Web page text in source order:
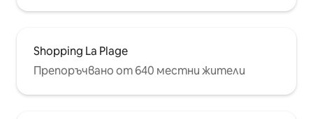
Shopping La Plage
Препоръчвано от 640 местни жители